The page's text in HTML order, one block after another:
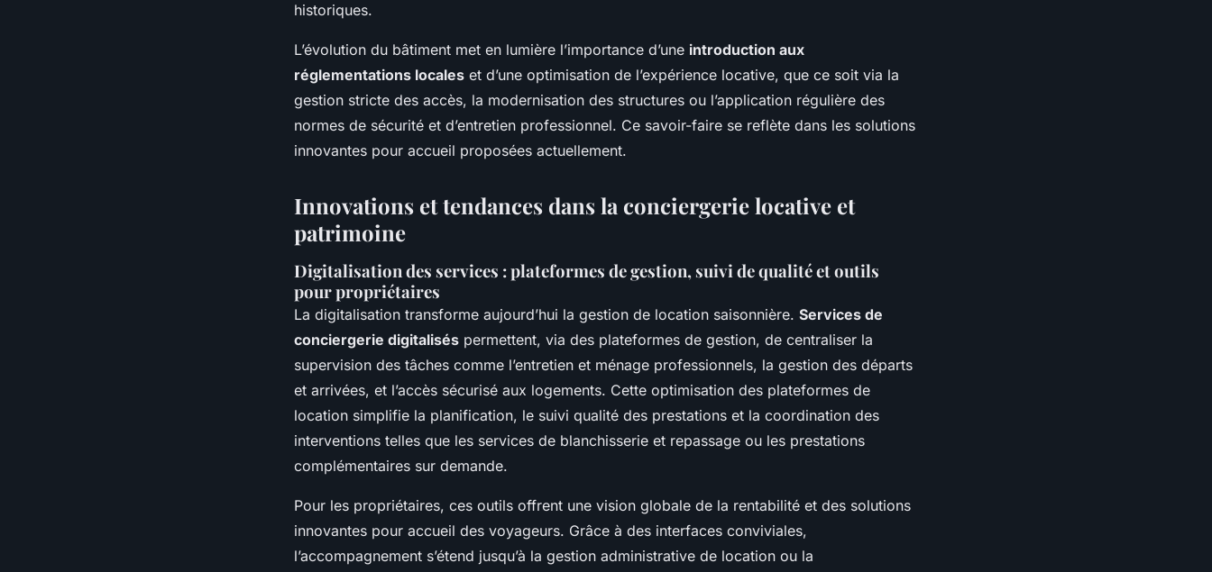
historiques.
L’évolution du bâtiment met en lumière l’importance d’une introduction aux
réglementations locales et d’une optimisation de l’expérience locative, que ce soit via la
gestion stricte des accès, la modernisation des structures ou l’application régulière des
normes de sécurité et d’entretien professionnel. Ce savoir-faire se reflète dans les solutions
innovantes pour accueil proposées actuellement.
Innovations et tendances dans la conciergerie locative et
patrimoine
Digitalisation des services : plateformes de gestion, suivi de qualité et outils
pour propriétaires
La digitalisation transforme aujourd’hui la gestion de location saisonnière. Services de
conciergerie digitalisés permettent, via des plateformes de gestion, de centraliser la
supervision des tâches comme l’entretien et ménage professionnels, la gestion des départs
et arrivées, et l’accès sécurisé aux logements. Cette optimisation des plateformes de
location simplifie la planification, le suivi qualité des prestations et la coordination des
interventions telles que les services de blanchisserie et repassage ou les prestations
complémentaires sur demande.
Pour les propriétaires, ces outils offrent une vision globale de la rentabilité et des solutions
innovantes pour accueil des voyageurs. Grâce à des interfaces conviviales,
l’accompagnement s’étend jusqu’à la gestion administrative de location ou la